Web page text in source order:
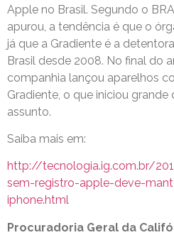
Apple no Brasil. Segundo o
apurou, a tendência é que o
já que a Gradiente é a
Brasil desde 2008. No final do
companhia lançou aparelhos
Gradiente, o que iniciou grande
assunto.
Saiba mais em:
http://tecnologia.ig.com.br/
sem-registro-apple-deve-
iphone.html
Procuradoria Geral da